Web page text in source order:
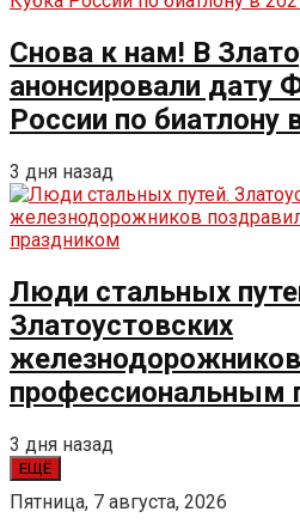
Снова к нам! В
анонсировали дату
России по биатлону
3 дня назад
Люди стальных
Златоустовских
профессиональным
3 дня назад
ЕЩЁ
Пятница, 7 августа, 2026